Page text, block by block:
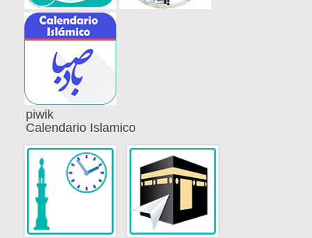
piwik
Calendario Islamico